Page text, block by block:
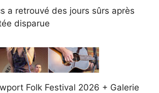
a retrouvé des jours sûrs après
disparue
Folk Festival 2026 + Galerie